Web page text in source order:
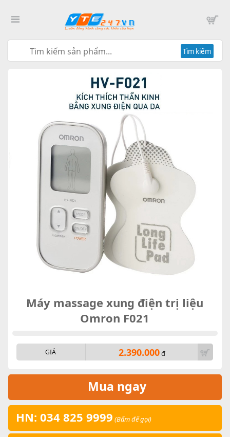
Tìm kiếm
Máy massage xung điện trị liệu
Omron F021
GIÁ 2.390.000đ
Mua ngay
HN: 034 825 9999 (Bấm để gọi)